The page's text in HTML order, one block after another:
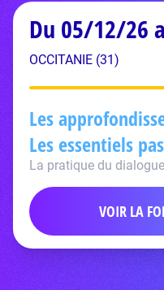
Du 05/12/26
OCCITANIE (31)
Les
Les essentiels
La pratique du
VOIR LA